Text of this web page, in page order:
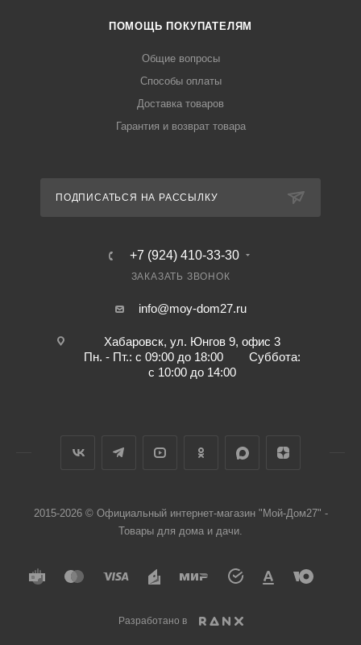
ПОМОЩЬ ПОКУПАТЕЛЯМ
Общие вопросы
Способы оплаты
Доставка товаров
Гарантия и возврат товара
ПОДПИСАТЬСЯ НА РАССЫЛКУ
+7 (924) 410-33-30
ЗАКАЗАТЬ ЗВОНОК
info@moy-dom27.ru
Хабаровск, ул. Юнгов 9, офис 3
Пн. - Пт.: с 09:00 до 18:00 Суббота:
с 10:00 до 14:00
2015-2026 © Официальный интернет-магазин "Мой-Дом27" -
Товары для дома и дачи.
Разработано в